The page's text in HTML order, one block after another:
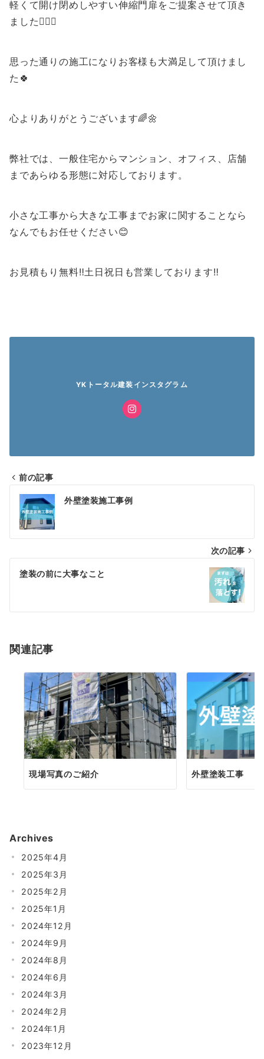
軽くて開け閉めしやすい伸縮門扉をご提案させて頂き
ました💁🏻‍♀️
思った通りの施工になりお客様も大満足して頂けまし
た🍀
心よりありがとうございます🌈🌼
弊社では、一般住宅からマンション、オフィス、店舗
まであらゆる形態に対応しております。
小さな工事から大きな工事までお家に関することなら
なんでもお任せください😊
お見積もり無料‼️土日祝日も営業しております‼️
YKトータル建装インスタグラム
投
稿
ナ
ビ
ゲ
シ
ン
前の記事
外壁塗装施工事例
次の記事
塗装の前に大事なこと
関連記事
現場写真のご紹介 外壁塗装工事
Archives
2025年4月
2025年3月
2025年2月
2025年1月
2024年12月
2024年9月
2024年8月
2024年6月
2024年3月
2024年2月
2024年1月
2023年12月